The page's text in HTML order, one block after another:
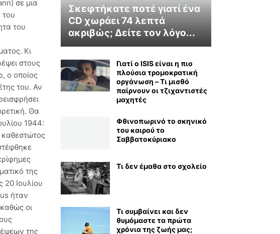
Σκεφτήκατε ποτέ γιατί ένα
CD χωράει 74 λεπτά
ακριβώς; Δείτε τον λόγο...
Γιατί ο ISIS είναι η πιο
πλούσια τρομοκρατική
οργάνωση – Τι μισθό
παίρνουν οι τζιχαντιστές
μαχητές
Φθινοπωρινό το σκηνικό
του καιρού το
Σαββατοκύριακο
Τι δεν έμαθα στο σχολείο
Τι συμβαίνει και δεν
θυμόμαστε τα πρώτα
χρόνια της ζωής μας;